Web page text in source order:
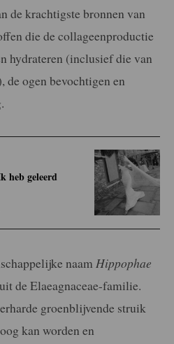
de krachtigste bronnen van
die de collageenproductie
hydrateren (inclusief die van
de ogen bevochtigen en
heb geleerd
naam Hippophae
de Elaeagnaceae-familie.
groenblijvende struik
kan worden en